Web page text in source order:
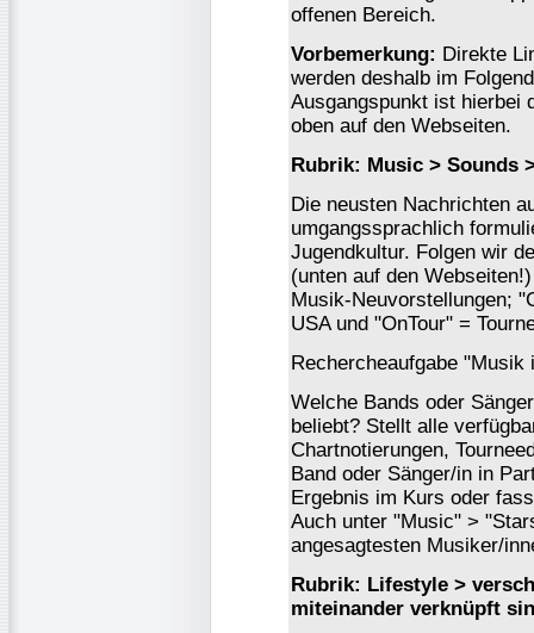
offenen Bereich.
Vorbemerkung: Direkte
werden deshalb im
Ausgangspunkt ist hierbei
oben auf den Webseiten.
Rubrik: Music > Sounds
Die neusten Nachrichten
umgangssprachlich
Jugendkultur. Folgen wir
(unten auf den
Musik-Neuvorstellungen;
USA und "OnTour" =
Rechercheaufgabe "Musik
Welche Bands oder
beliebt? Stellt alle
Chartnotierungen,
Band oder Sänger/in in
Ergebnis im Kurs oder
Auch unter "Music" >
angesagtesten Musiker/
Rubrik: Lifestyle >
miteinander verknüpft